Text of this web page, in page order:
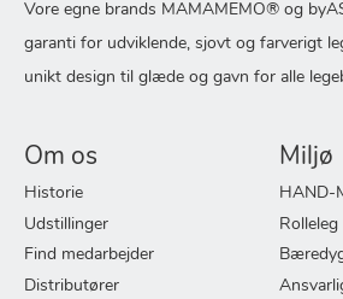
Vore egne brands MAMAMEMO® og
garanti for udviklende, sjovt og farverigt
unikt design til glæde og gavn for alle
Om os
Historie
Udstillinger
Find medarbejder
Distributører
Miljø
HAND-
Rolleleg